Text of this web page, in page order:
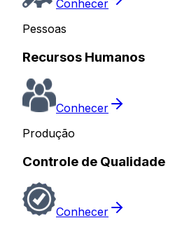
Conhecer
Pessoas
Recursos Humanos
Conhecer
Produção
Controle de Qualidade
Conhecer